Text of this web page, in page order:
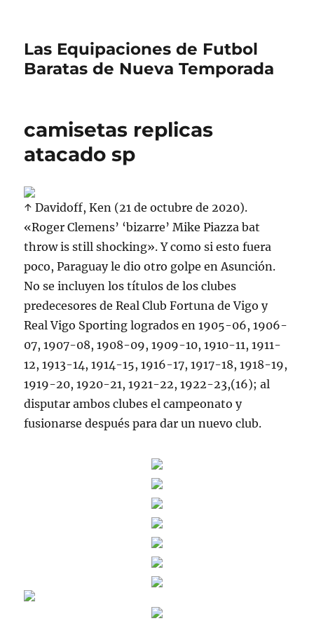
Las Equipaciones de Futbol
Baratas de Nueva Temporada
camisetas replicas
atacado sp
↑ Davidoff, Ken (21 de octubre de 2020).
«Roger Clemens’ ‘bizarre’ Mike Piazza bat
throw is still shocking». Y como si esto fuera
poco, Paraguay le dio otro golpe en Asunción.
No se incluyen los títulos de los clubes
predecesores de Real Club Fortuna de Vigo y
Real Vigo Sporting logrados en 1905-06, 1906-
07, 1907-08, 1908-09, 1909-10, 1910-11, 1911-
12, 1913-14, 1914-15, 1916-17, 1917-18, 1918-19,
1919-20, 1920-21, 1921-22, 1922-23,(16); al
disputar ambos clubes el campeonato y
fusionarse después para dar un nuevo club.